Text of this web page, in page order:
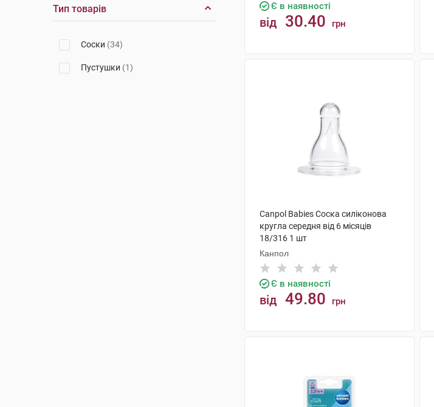
Тип товарів
Соски (34)
Пустушки (1)
Є в наявності
від 30.40 грн
Canpol Babies Соска силіконова
кругла середня від 6 місяців
18/316 1 шт
Канпол
Є в наявності
від 49.80 грн